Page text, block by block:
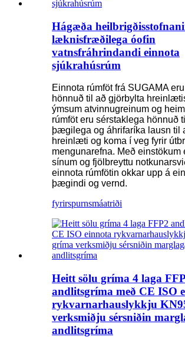
Hágæða
læknisfræðilega óofin
vatnsfráhrindandi einnota
sjúkrahúsrúm
Einnota rúmföt frá SUGAMA
hönnuð til að gjörbylta
ýmsum atvinnugreinum og
rúmföt eru sérstaklega hönnuð
þægilega og áhrifaríka lausn til
hreinlæti og koma í veg fyrir
mengunarefna. Með einstökum
sínum og fjölbreyttu
einnota rúmfötin okkar upp á
þægindi og vernd.
fyrirspurnsmáatriði
Heitt sölu gríma 4 laga
andlitsgríma með CE ISO
rykvarnarhauslykkju
verksmiðju sérsniðin
andlitsgríma